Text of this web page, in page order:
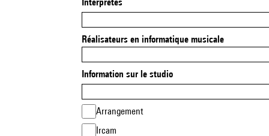
Réalisateurs en informatique musicale
Information sur le studio
Arrangement
Ircam